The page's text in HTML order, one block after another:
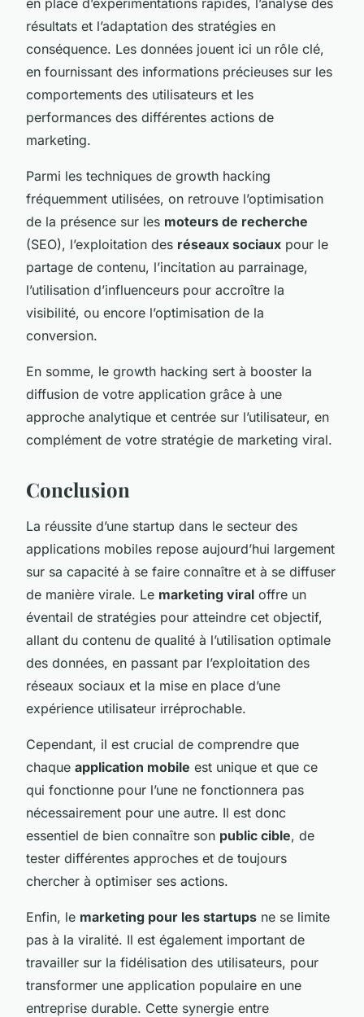
résultats et l’adaptation des stratégies en
conséquence. Les données jouent ici un rôle clé,
en fournissant des informations précieuses sur les
comportements des utilisateurs et les
performances des différentes actions de
marketing.
Parmi les techniques de growth hacking
fréquemment utilisées, on retrouve l’optimisation
de la présence sur les moteurs de recherche
(SEO), l’exploitation des réseaux sociaux pour le
partage de contenu, l’incitation au parrainage,
l’utilisation d’influenceurs pour accroître la
visibilité, ou encore l’optimisation de la
conversion.
En somme, le growth hacking sert à booster la
diffusion de votre application grâce à une
approche analytique et centrée sur l’utilisateur, en
complément de votre stratégie de marketing viral.
Conclusion
La réussite d’une startup dans le secteur des
applications mobiles repose aujourd’hui largement
sur sa capacité à se faire connaître et à se diffuser
de manière virale. Le marketing viral offre un
éventail de stratégies pour atteindre cet objectif,
allant du contenu de qualité à l’utilisation optimale
des données, en passant par l’exploitation des
réseaux sociaux et la mise en place d’une
expérience utilisateur irréprochable.
Cependant, il est crucial de comprendre que
chaque application mobile est unique et que ce
qui fonctionne pour l’une ne fonctionnera pas
nécessairement pour une autre. Il est donc
essentiel de bien connaître son public cible, de
tester différentes approches et de toujours
chercher à optimiser ses actions.
Enfin, le marketing pour les startups ne se limite
pas à la viralité. Il est également important de
travailler sur la fidélisation des utilisateurs, pour
transformer une application populaire en une
entreprise durable. Cette synergie entre